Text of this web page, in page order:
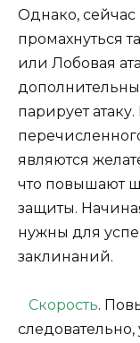
Однако,
промахнуться
или Лобовая
парирует
являются
что повышают
защиты.
нужны для
заклинаний.
Скорость.
следовательно,